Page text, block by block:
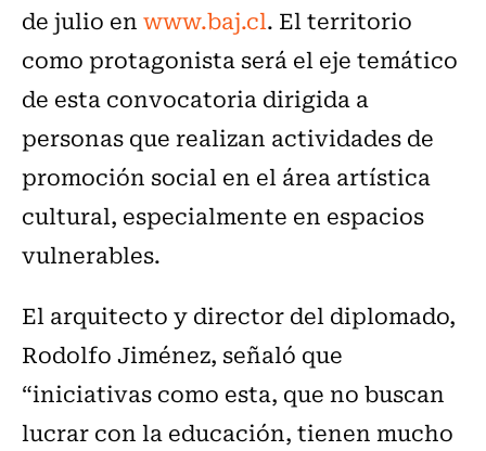
de julio enwww.baj.cl. El territorio
como protagonista será el eje temático
de esta convocatoria dirigida a
personas que realizan actividades de
promoción social en el área artística
cultural, especialmente en espacios
vulnerables.
El arquitecto y director del diplomado,
Rodolfo Jiménez, señaló que
“iniciativas como esta, que no buscan
lucrar con la educación, tienen mucho